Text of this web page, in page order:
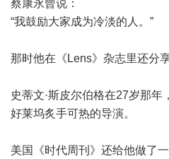
蔡康永曾说：
“我鼓励大家成为冷淡的人。”
那时他在《Lens》杂志里还分
史蒂文·斯皮尔伯格在27岁那年
好莱坞炙手可热的导演。
美国《时代周刊》还给他做了